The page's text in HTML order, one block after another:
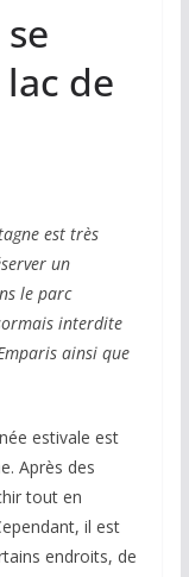
de
est très
un
le parc
interdite
ainsi que
estivale est
Après des
tout en
il est
endroits, de